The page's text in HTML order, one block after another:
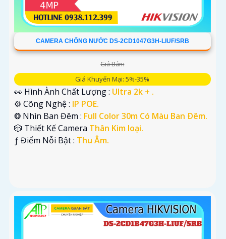
CAMERA CHỐNG NƯỚC DS-2CD1047G3H-LIUF/SRB
Giá Bán:
Giá Khuyến Mại: 5%-35%
👀 Hình Ành Chất Lượng : Ultra 2k + .
⚙ Công Nghệ : IP POE.
❂ Nhìn Ban Đêm : Full Color 30m Có Màu Ban Ðêm.
🎲 Thiết Kế Camera Thân Kim loại.
️ƒ Điểm Nỗi Bật : Thu Âm.